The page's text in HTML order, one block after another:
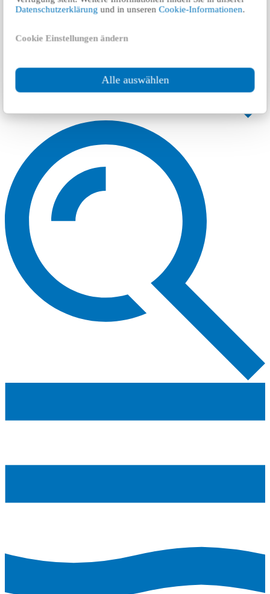
Datenschutzerklärung und in unserenCookie-Informationen.
Cookie Einstellungen ändern
Alle auswählen